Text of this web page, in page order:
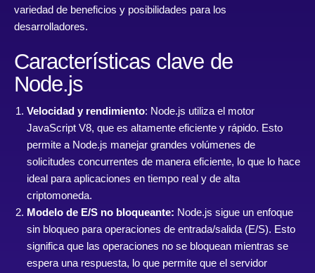
variedad de beneficios y posibilidades para los
desarrolladores.
Características clave de
Node.js
Velocidad y rendimiento: Node.js utiliza el motor
JavaScript V8, que es altamente eficiente y rápido. Esto
permite a Node.js manejar grandes volúmenes de
solicitudes concurrentes de manera eficiente, lo que lo hace
ideal para aplicaciones en tiempo real y de alta
criptomoneda.
Modelo de E/S no bloqueante: Node.js sigue un enfoque
sin bloqueo para operaciones de entrada/salida (E/S). Esto
significa que las operaciones no se bloquean mientras se
espera una respuesta, lo que permite que el servidor